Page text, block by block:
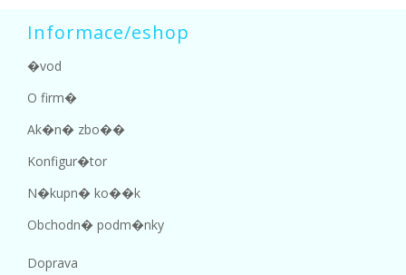
Informace/eshop
�vod
O firm�
Ak�n� zbo��
Konfigur�tor
N�kupn� ko��k
Obchodn� podm�nky
Doprava